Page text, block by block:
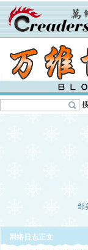
邹
网络日志正文